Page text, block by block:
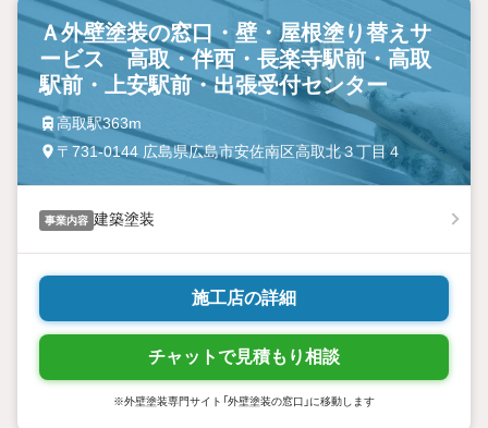
Ａ外壁塗装の窓口・壁・屋根塗り替えサ
ービス 高取・伴西・長楽寺駅前・高取
駅前・上安駅前・出張受付センター
高取駅363m
〒731-0144 広島県広島市安佐南区高取北３丁目４
事業内容 建築塗装
施工店の詳細
チャットで見積もり相談
※外壁塗装専門サイト「外壁塗装の窓口」に移動します